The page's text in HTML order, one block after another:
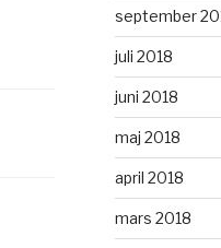
september
juli 2018
juni 2018
maj 2018
april 2018
mars 2018